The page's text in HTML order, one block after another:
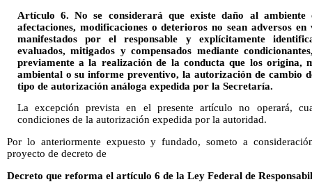
Artículo 6. No se considerará que existe daño al ambiente
afectaciones, modificaciones o deterioros no sean adversos
manifestados por el responsable y explícitamente
evaluados, mitigados y compensados mediante
previamente a la realización de la conducta que los origina,
ambiental o su informe preventivo, la autorización de cambio
tipo de autorización análoga expedida por la Secretaría.
La excepción prevista en el presente artículo no operará,
condiciones de la autorización expedida por la autoridad.
Por lo anteriormente expuesto y fundado, someto a
proyecto de decreto de
Decreto que reforma el artículo 6 de la Ley Federal de